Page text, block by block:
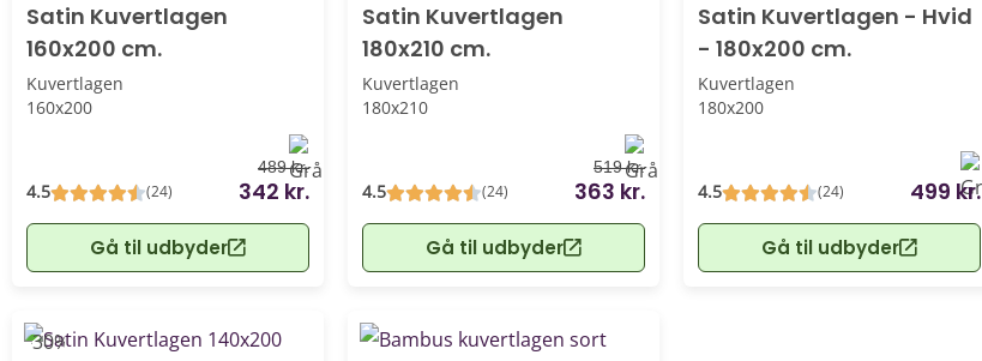
Satin Kuvertlagen
160x200 cm.
Kuvertlagen
160x200
4.5 (24)
489 kr.
342 kr.
Gå til udbyder
Satin Kuvertlagen
180x210 cm.
Kuvertlagen
180x210
4.5 (24)
519 kr.
363 kr.
Gå til udbyder
Satin Kuvertlagen - Hvid
- 180x200 cm.
Kuvertlagen
180x200
4.5 (24) 499 kr.
Gå til udbyder
-30%